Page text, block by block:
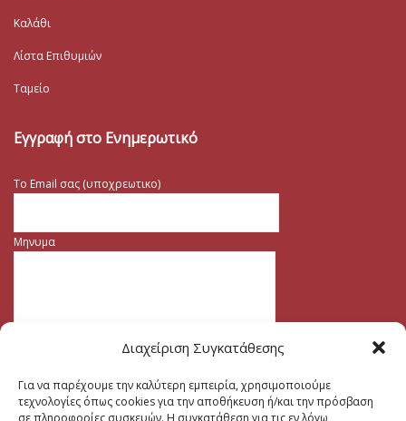
Διαχείριση Συγκατάθεσης
Για να παρέχουμε την καλύτερη εμπειρία, χρησιμοποιούμε
τεχνολογίες όπως cookies για την αποθήκευση ή/και την πρόσβαση
σε πληροφορίες συσκευών. Η συγκατάθεση για τις εν λόγω
Καλάθι
Λίστα Επιθυμιών
Ταμείο
Εγγραφή στο Ενημερωτικό
Το Email σας (υποχρεωτικο)
Μηνυμα